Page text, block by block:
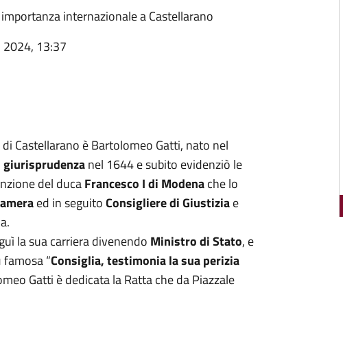
internazionale a Castellarano
2024, 13:37
Castellarano è Bartolomeo Gatti, nato nel
giurisprudenzanel 1644 e subito evidenziò le
del ducaFrancesco I di Modenache lo
ed in seguitoConsigliere di Giustiziae
la sua carriera divenendo Ministro di Stato, e
“Consiglia, testimonia la sua perizia
Gatti è dedicata la Ratta che da Piazzale